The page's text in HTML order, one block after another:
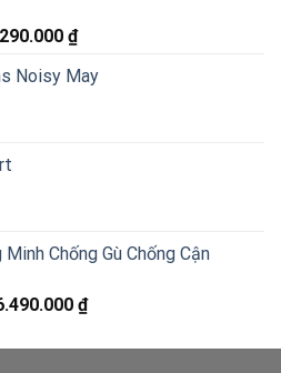
₫Giá
tại
Noisy May
Chống Gù Chống Cận
₫Giá
tại